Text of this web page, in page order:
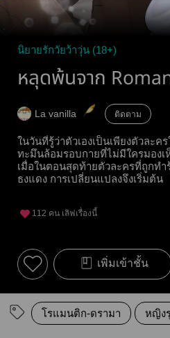
นิยายรักวัยว้าวุ่น (18+)
หลุดพ้นจาก
La vanilla ติดตาม
ในวันที่รู้ว่าตัวเองเป็นเพียงตัวละค
ทะมึนล้อมรอบกายที่ไม่มีใครมอง
เมื่อในตอนสุดท้ายตัวละครที่ถูกทำ
ธงแดง การเปลี่ยนแปลงจึงเริ่มต้น
112 คน เลิฟเรื่องนี้
เพิ่มเข้าชั้น
โรแมนติก-ดรามา หญิง